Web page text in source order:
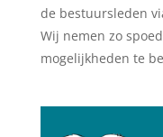
de bestuursleden
Wij nemen zo
mogelijkheden te